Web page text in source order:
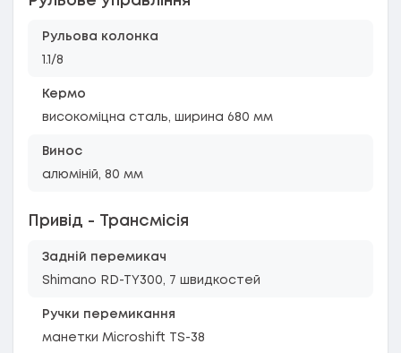
Рульова колонка
1.1/8
Кермо
високоміцна сталь, ширина 680 мм
Винос
алюміній, 80 мм
Привід - Трансмісія
Задній перемикач
Shimano RD-TY300, 7 швидкостей
Ручки перемикання
манетки Microshift TS-38